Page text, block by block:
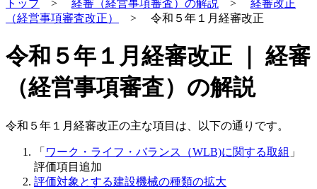
トップ> 経審（経営事項審査）の解説 > 経審改正
（経営事項審査改正）
> 令和５年１月経審改正
令和５年１月経審改正 ｜ 経審
（経営事項審査）の解説
令和５年１月経審改正の主な項目は、以下の通りです。
「 ワーク・ライフ・バランス（WLB)に関する取組 」
評価項目追加
評価対象とする建設機械の種類の拡大